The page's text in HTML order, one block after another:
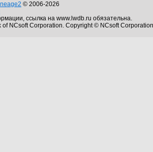
© 2006-2026
ссылка на www.lwdb.ru обязательна.
of NCsoft Corporation. Copyright © NCsoft